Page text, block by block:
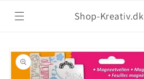
Shop-Kreativ.dk